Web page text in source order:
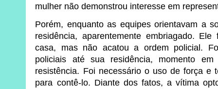
mulher não demonstrou interesse em
Porém, enquanto as equipes orientavam a
residência, aparentemente embriagado.
casa, mas não acatou a ordem policial.
policiais até sua residência, momento
resistência. Foi necessário o uso de força e
para contê-lo. Diante dos fatos, a vítima